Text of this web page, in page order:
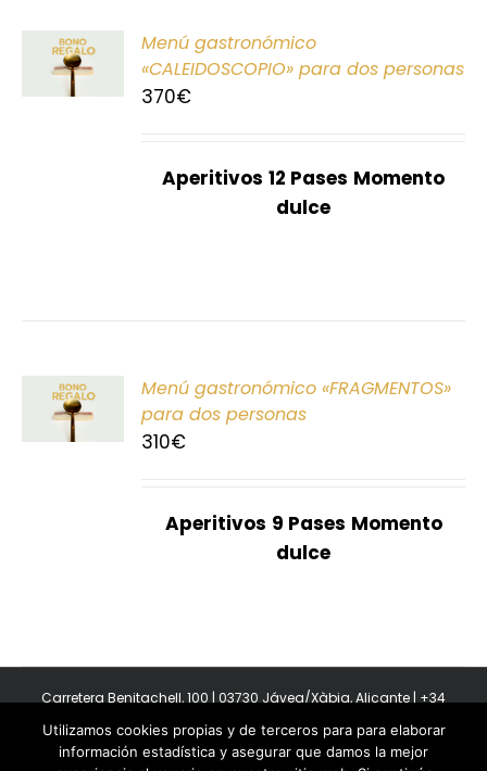
Menú gastronómico
«CALEIDOSCOPIO» para dos personas
370€
Aperitivos 12 Pases Momento
dulce
Menú gastronómico «FRAGMENTOS»
para dos personas
310€
Aperitivos 9 Pases Momento
dulce
Carretera Benitachell, 100 | 03730 Jávea/Xàbia, Alicante | +34
Copyright 2011-2026 BonAmb Restaurant | All Rights Reserved |
Política de privacidad|Powered by Insertcom
Utilizamos cookies propias y de terceros para para elaborar
información estadística y asegurar que damos la mejor